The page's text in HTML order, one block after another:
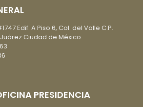
Edif. A Piso 6, Col. del Valle C.P.
Ciudad de México.
PRESIDENCIA